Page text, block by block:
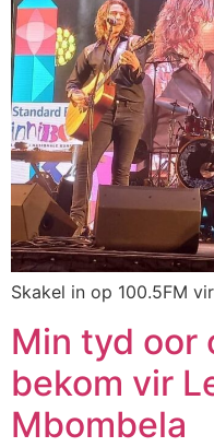
Skakel in op 100.5FM
Min tyd oor
bekom vir
Mbombela